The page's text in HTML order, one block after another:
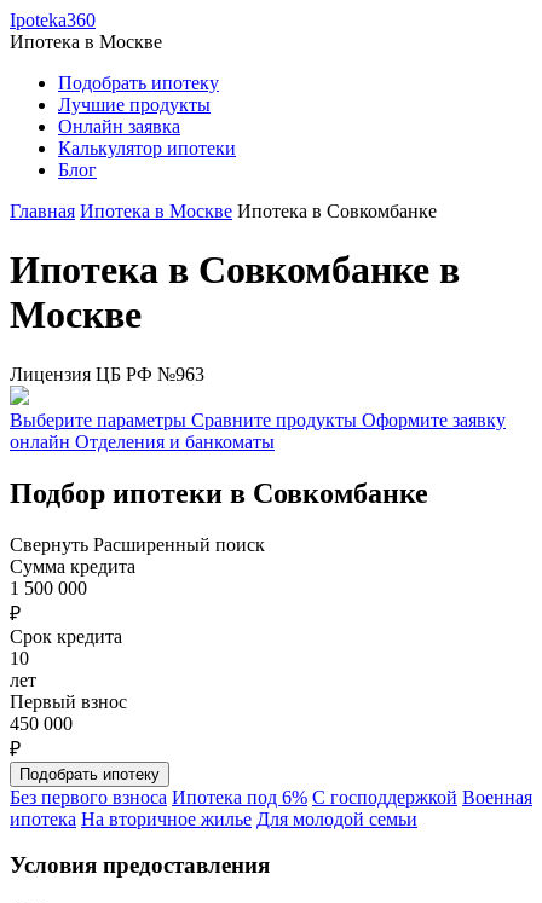
Ipoteka360
Ипотека в Москве
Подобрать ипотеку
Лучшие продукты
Онлайн заявка
Калькулятор ипотеки
Блог
Главная Ипотека в Москве Ипотека в Совкомбанке
Ипотека в Совкомбанке в
Москве
Лицензия ЦБ РФ №963
Выберите параметры Сравните продукты Оформите заявку
онлайн Отделения и банкоматы
Подбор ипотеки в Совкомбанке
Свернуть Расширенный поиск
Сумма кредита
1 500 000
₽
Срок кредита
10
лет
Первый взнос
450 000
₽
Без первого взноса Ипотека под 6% С господдержкой Военная
ипотека На вторичное жилье Для молодой семьи
Условия предоставления